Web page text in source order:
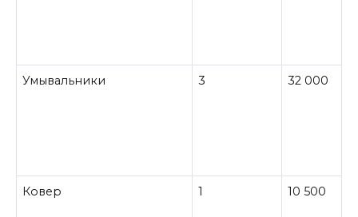
Умывальники 3 32 000
Ковер 1 10 500